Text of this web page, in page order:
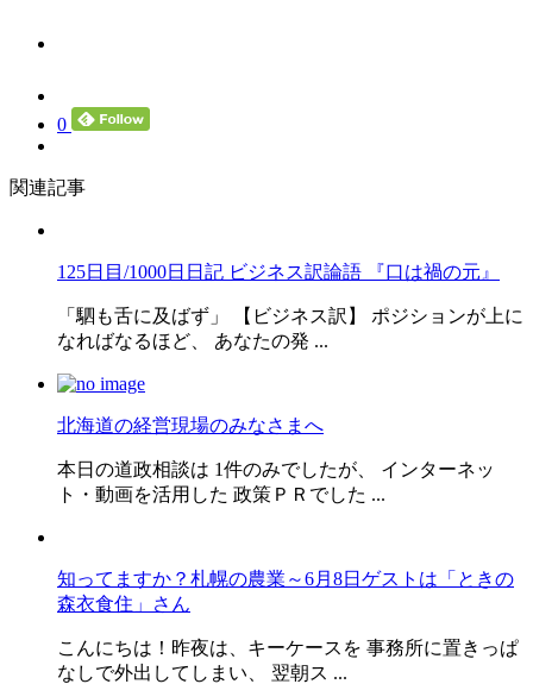
0
関連記事
125日目/1000日日記 ビジネス訳論語 『口は禍の元』
「駟も舌に及ばず」 【ビジネス訳】 ポジションが上に
なればなるほど、 あなたの発 ...
北海道の経営現場のみなさまへ
本日の道政相談は 1件のみでしたが、 インターネッ
ト・動画を活用した 政策ＰＲでした ...
知ってますか？札幌の農業～6月8日ゲストは「ときの
森衣食住」さん
こんにちは！昨夜は、キーケースを 事務所に置きっぱ
なしで外出してしまい、 翌朝ス ...